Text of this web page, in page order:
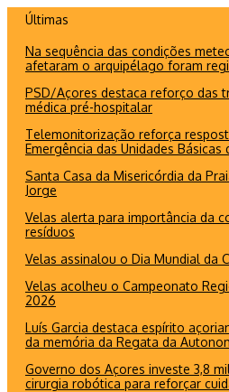
conteúdo
Últimas
Na sequência das condições
afetaram o arquipélago foram
PSD/Açores destaca reforço das
médica pré-hospitalar
Telemonitorização reforça
Emergência das Unidades Básicas
Santa Casa da Misericórdia da
Jorge
Velas alerta para importância da
resíduos
Velas assinalou o Dia Mundial da
Velas acolheu o Campeonato
2026
Luís Garcia destaca espírito
da memória da Regata da
Governo dos Açores investe 3,8
cirurgia robótica para reforçar